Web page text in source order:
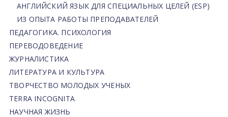
АНГЛИЙСКИЙ ЯЗЫК ДЛЯ СПЕЦИАЛЬНЫХ ЦЕЛЕЙ (ESP)
ИЗ ОПЫТА РАБОТЫ ПРЕПОДАВАТЕЛЕЙ
ПЕДАГОГИКА. ПСИХОЛОГИЯ
ПЕРЕВОДОВЕДЕНИЕ
ЖУРНАЛИСТИКА
ЛИТЕРАТУРА И КУЛЬТУРА
ТВОРЧЕСТВО МОЛОДЫХ УЧЕНЫХ
TERRA INCOGNITA
НАУЧНАЯ ЖИЗНЬ